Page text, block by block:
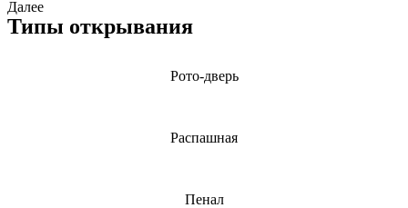
Далее
Типы открывания
Рото-дверь
Распашная
Пенал